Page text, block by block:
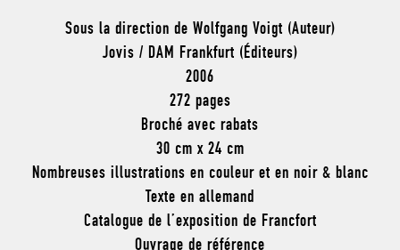
Sous la direction de Wolfgang Voigt (Auteur)
Jovis / DAM Frankfurt (Éditeurs)
2006
272 pages
Broché avec rabats
30 cm x 24 cm
Nombreuses illustrations en couleur et en noir & blanc
Texte en allemand
Catalogue de l’exposition de Francfort
Ouvrage de référence